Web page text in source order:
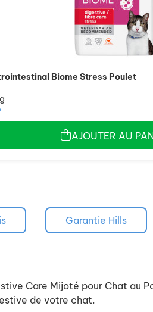
Biome Stress Poulet
AJOUTER AU
Garantie Hills
Care Mijoté pour Chat au
de votre chat.